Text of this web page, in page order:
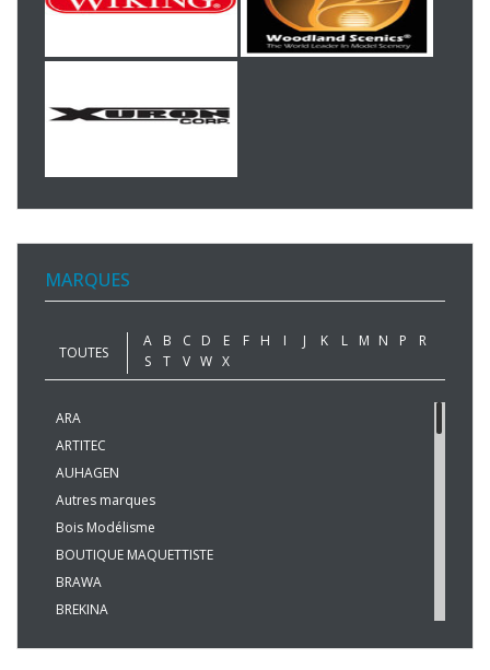
MARQUES
TOUTES
A B C D E F H I J K L M N P
R
S
T V W X
ARA
ARTITEC
AUHAGEN
Autres marques
Bois Modélisme
BOUTIQUE MAQUETTISTE
BRAWA
BREKINA